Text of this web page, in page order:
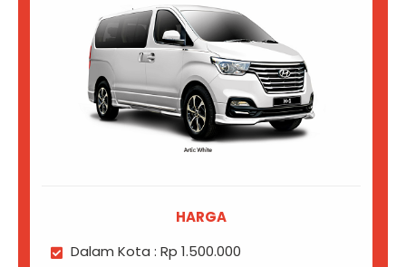
HARGA
Dalam Kota : Rp 1.500.000